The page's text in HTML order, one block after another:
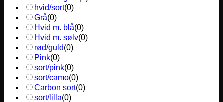
hvid/sort(0)
Grå(0)
Hvid m. blå(0)
Hvid m. sølv(0)
rød/guld(0)
Pink(0)
sort/pink(0)
sort/camo(0)
Carbon sort(0)
sort/lilla(0)